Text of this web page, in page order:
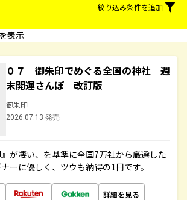
絞り込み条件を追加
表示
０７ 御朱印でめぐる全国の神社 週
末開運さんぽ 改訂版
御朱印
2026.07.13 発売
』が凄い、を基準に全国7万社から厳選した
ーに優しく、ツウも納得の1冊です。
詳細を見る